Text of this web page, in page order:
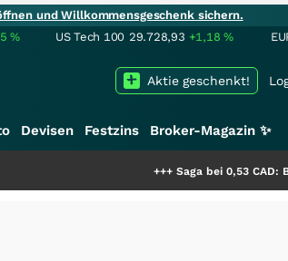
und Willkommensgeschenk sichern.
% US Tech 100 29.728,93 +1,18%
Aktie geschenkt!
Devisen Festzins Broker-Magazin ✨
Saga bei 0,53 CAD: Bewertet